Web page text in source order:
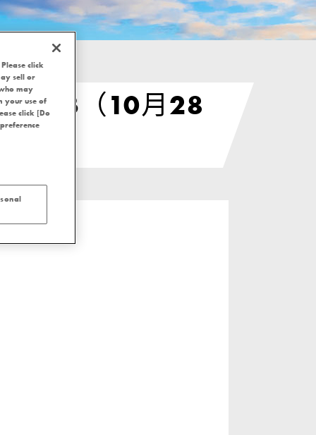
2023（10月28
click
sell or
may
your use of
click [Do